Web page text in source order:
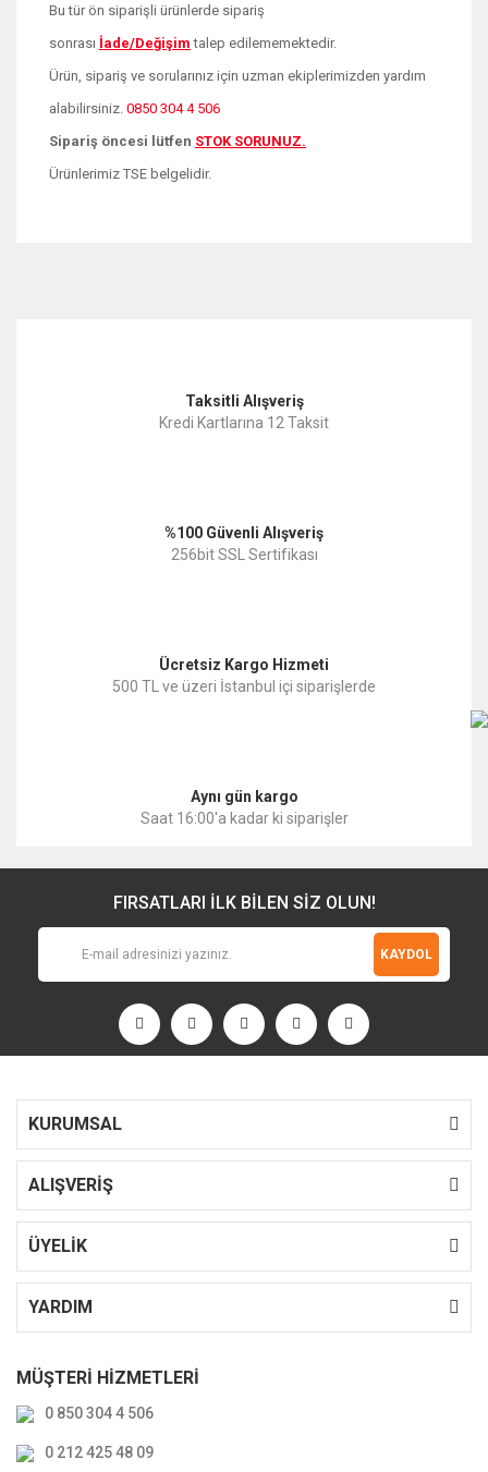
Bu tür ön siparişli ürünlerde sipariş
sonrası İade/Değişim talep edilememektedir.
Ürün, sipariş ve sorularınız için uzman ekiplerimizden yardım
alabilirsiniz. 0850 304 4 506
Sipariş öncesi lütfen STOK SORUNUZ.
Ürünlerimiz TSE belgelidir.
Ürün resmi kalitesiz, bozuk veya görüntülenemiyor.
Ürün fiyatı diğer sitelerden daha pahalı.
Taksitli Alışveriş
Kredi Kartlarına 12 Taksit
%100 Güvenli Alışveriş
256bit SSL Sertifikası
Ücretsiz Kargo Hizmeti
500 TL ve üzeri İstanbul içi siparişlerde
Aynı gün kargo
Saat 16:00'a kadar ki siparişler
FIRSATLARI İLK BİLEN SİZ OLUN!
KAYDOL
KURUMSAL
ALIŞVERİŞ
ÜYELİK
YARDIM
MÜŞTERİ HİZMETLERİ
0 850 304 4 506
0 212 425 48 09